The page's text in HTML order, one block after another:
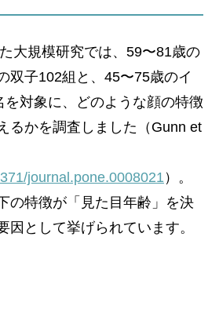
大規模研究では、59〜81歳の
双子102組と、45〜75歳のイ
を対象に、どのような顔の特徴
るかを調査しました（Gunn et
journal.pone.0008021 ）。
の特徴が「見た目年齢」を決
因として挙げられています。